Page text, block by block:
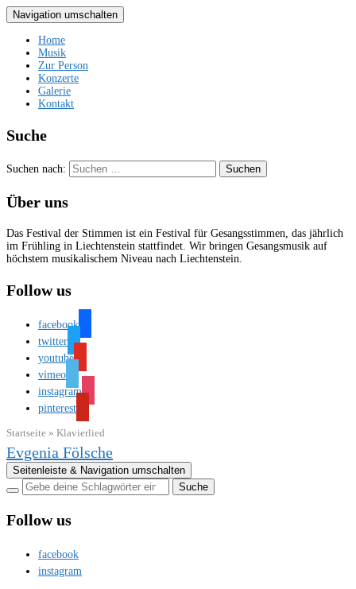
Navigation umschalten
Home
Musik
Zur Person
Konzerte
Galerie
Kontakt
Suche
Suchen nach:
Über uns
Das Festival der Stimmen ist ein Festival für Gesangsstimmen, das jährlich
im Frühling in Liechtenstein stattfindet. Wir bringen Gesangsmusik auf
höchstem musikalischem Niveau nach Liechtenstein.
Follow us
facebook
twitter
youtube
vimeo
instagram
pinterest
Startseite » Klavierlied
Evgenia Fölsche
Seitenleiste & Navigation umschalten
Follow us
facebook
instagram